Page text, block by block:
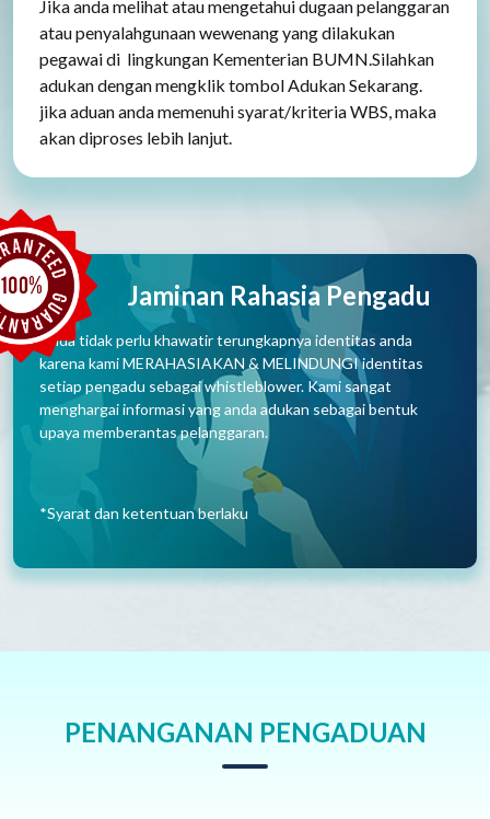
Jika anda melihat atau mengetahui dugaan pelanggaran
atau penyalahgunaan wewenang yang dilakukan
pegawai di lingkungan Kementerian BUMN.Silahkan
adukan dengan mengklik tombol Adukan Sekarang.
jika aduan anda memenuhi syarat/kriteria WBS, maka
akan diproses lebih lanjut.
Jaminan Rahasia Pengadu
Anda tidak perlu khawatir terungkapnya identitas anda
karena kami MERAHASIAKAN & MELINDUNGI identitas
setiap pengadu sebagai whistleblower. Kami sangat
menghargai informasi yang anda adukan sebagai bentuk
upaya memberantas pelanggaran.
*Syarat dan ketentuan berlaku
PENANGANAN PENGADUAN